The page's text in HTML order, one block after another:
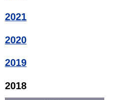
2021
2020
2019
2018